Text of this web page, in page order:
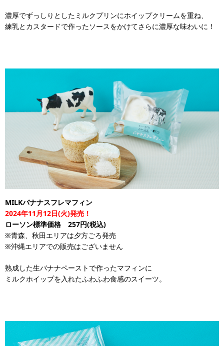
濃厚でずっしりとしたミルクプリンにホイップクリームを重ね、
練乳とカスタードで作ったソースをかけてさらに濃厚な味わいに！
MILKバナナスフレマフィン
2024年11月12日(火)発売！
ローソン標準価格 257円(税込)
※青森、秋田エリアは夕方ごろ発売
※沖縄エリアでの販売はございません
熟成した生バナナペーストで作ったマフィンに
ミルクホイップを入れたふわふわ食感のスイーツ。